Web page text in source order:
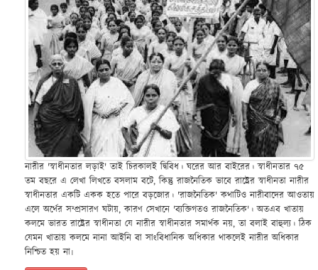
নারীর 'স্বাধীনতার লড়াই' তাই চিরকালই দ্বিবিধ। ঘরের আর বাইরের। স্বাধীনতার ৭৫
তম বছরে এ লেখা লিখতে বসলাম বটে, কিন্তু রাজনৈতিক ভাবে রাষ্ট্রের স্বাধীনতা নারীর
স্বাধীনতার একটি একক হতে পারে বড়জোর। 'রাজনৈতিক' কথাটিও নারীবাদের আওতায়
এলে অর্থের সম্প্রসারণ ঘটায়, কারণ সেখানে 'ব্যক্তিগতও রাজনৈতিক'। অতএব খাতায়
কলমে ভারত রাষ্ট্রের স্বাধীনতা যে নারীর স্বাধীনতার সমার্থক নয়, তা বলাই বাহুল্য। ঠিক
যেমন খাতায় কলমে নানা আইনি বা সাংবিধানিক অধিকার থাকলেই নারীর অধিকার
নিশ্চিত হয় না৷